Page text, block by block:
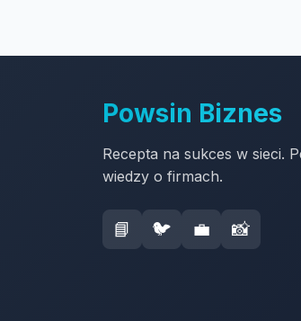
Powsin Biznes
Recepta na sukces w sieci.
wiedzy o firmach.
📘 🐦 💼 📸